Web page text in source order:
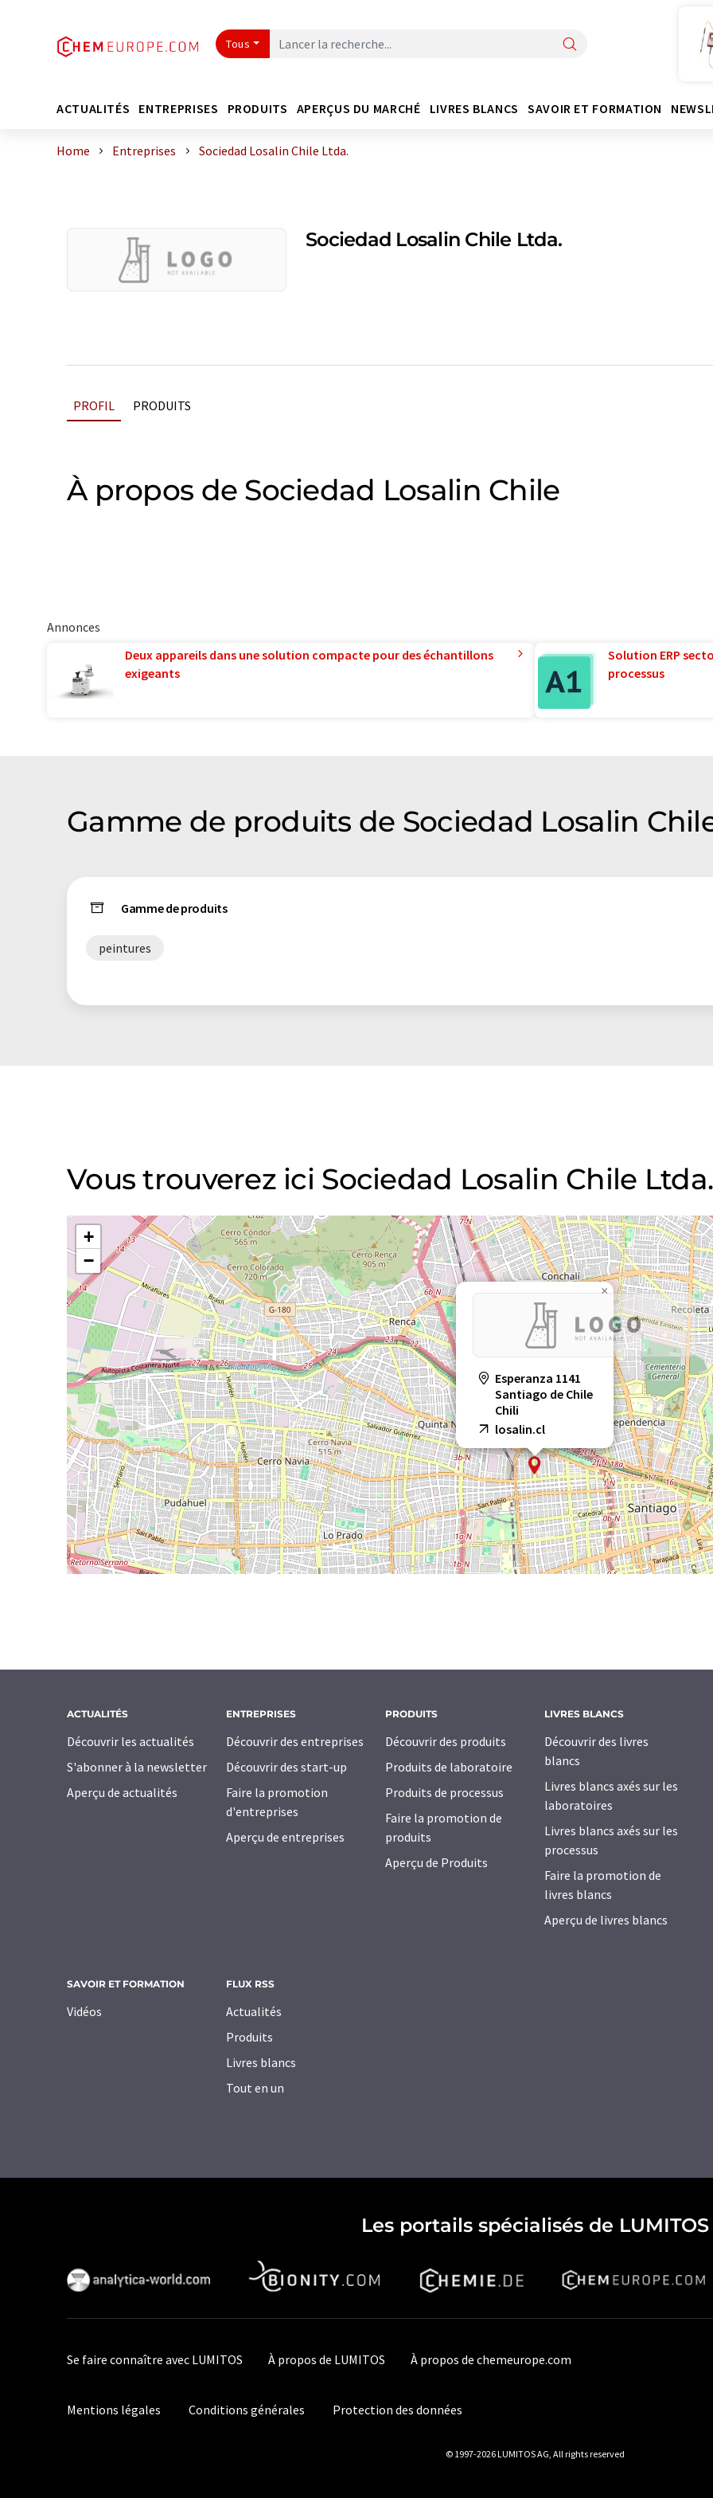
Tous
ACTUALITÉS ENTREPRISES PRODUITS APERÇUS DU MARCHÉ LIVRES BLANCS SAVOIR ET FORMATION
Home Entreprises Sociedad Losalin Chile Ltda.
Sociedad Losalin Chile Ltda.
PROFIL PRODUITS
À propos de Sociedad Losalin Chile
Annonces
Deux appareils dans une solution compacte pour des échantillons
exigeants
Solution ERP
processus
Gamme de produits de Sociedad Losalin
Gamme de produits
peintures
Vous trouverez ici Sociedad Losalin Chile Ltda.
Esperanza 1141
Santiago de Chile
Chili
losalin.cl
×
+
−
ACTUALITÉS
Découvrir les actualités
S'abonner à la newsletter
Aperçu de actualités
ENTREPRISES
Découvrir des entreprises
Découvrir des start-up
Faire la promotion
d'entreprises
Aperçu de entreprises
PRODUITS
Découvrir des produits
Produits de laboratoire
Produits de processus
Faire la promotion de
produits
Aperçu de Produits
LIVRES BLANCS
Découvrir des livres
blancs
Livres blancs axés sur les
laboratoires
Livres blancs axés sur les
processus
Faire la promotion de
livres blancs
Aperçu de livres blancs
SAVOIR ET FORMATION
Vidéos
FLUX RSS
Actualités
Produits
Livres blancs
Tout en un
Les portails spécialisés de LUMITOS
Se faire connaître avec LUMITOS À propos de LUMITOS À propos de chemeurope.com
Mentions légales Conditions générales Protection des données
© 1997-2026 LUMITOS AG, All rights reserved